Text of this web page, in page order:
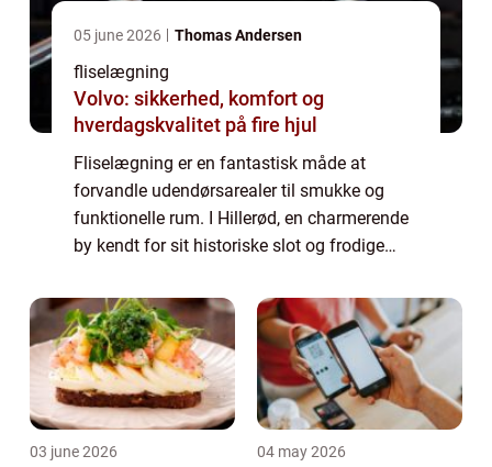
05 june 2026 Thomas Andersen
fliselægning
Volvo: sikkerhed, komfort og
hverdagskvalitet på fire hjul
Fliselægning er en fantastisk måde at
forvandle udendørsarealer til smukke og
funktionelle rum. I Hillerød, en charmerende
by kendt for sit historiske slot og frodige
blandt...
03 june 2026 04 may 2026